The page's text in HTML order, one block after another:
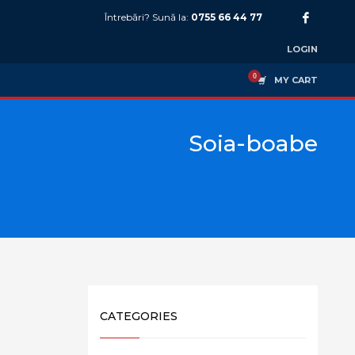
Întrebări? Sună la: 0755 66 44 77
LOGIN
MY CART
Soia-boabe
CATEGORIES